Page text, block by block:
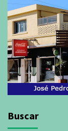
Buscar